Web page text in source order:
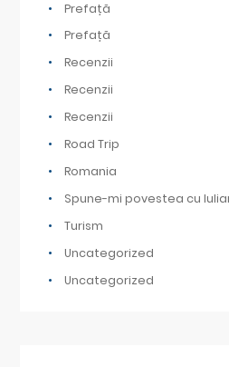
Prefață
Prefață
Recenzii
Recenzii
Recenzii
Road Trip
Romania
Spune-mi povestea cu
Turism
Uncategorized
Uncategorized